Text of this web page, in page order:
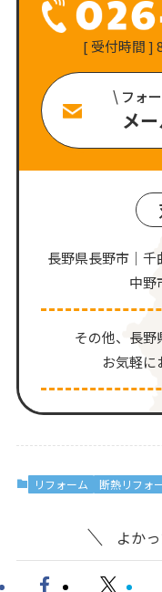
[ 受付時間 ]
\ フォ
メ
長野県長野市｜千
中野
その他、⻑野
お気軽に
リフォーム 断熱リフォ
よか